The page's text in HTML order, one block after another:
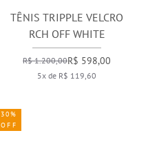
TÊNIS TRIPPLE VELCRO
RCH OFF WHITE
R$ 1.200,00R$ 598,00
5x de R$ 119,60
30%
OFF